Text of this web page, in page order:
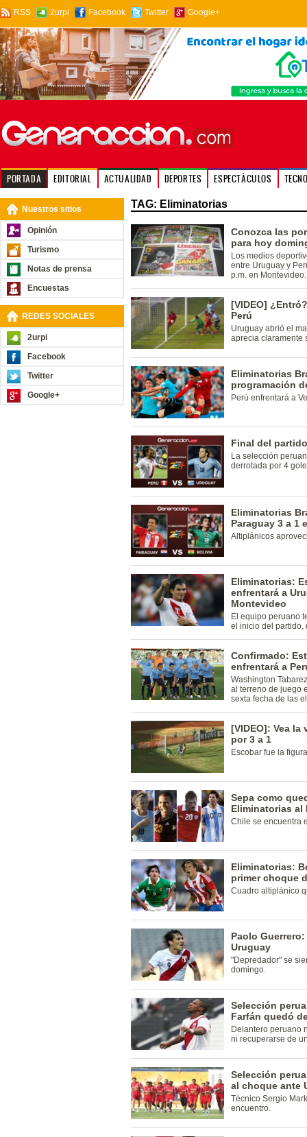
RSS 2urpi Facebook Twitter Google+
PORTADA EDITORIAL ACTUALIDAD DEPORTES ESPECTÁCULOS
Nuestros sitios
Opinión
Turismo
Notas de prensa
Encuestas
REDES SOCIALES
2urpi
Facebook
Twitter
Google+
TAG: Eliminatorias
Conozca las
para hoy
Los medios
entre Uruguay y
p.m. en Montevideo.
[VIDEO]
Perú
Uruguay abrió el
aprecia claramente
Eliminatorias
programación
Perú enfrentará a
Final del
La selección
derrotada por 4
Eliminatorias
Paraguay 3 a 1
Altiplánicos
Eliminatorias:
enfrentará a
Montevideo
El equipo peruano
el inicio del partido,
Confirmado:
enfrentará a
Washington
al terreno de juego
sexta fecha de las
[VIDEO]: Vea
por 3 a 1
Escobar fue la
Sepa como
Eliminatorias al
Chile se encuentra
Eliminatorias:
primer choque
Cuadro altiplánico
Paolo
Uruguay
"Depredador" se
domingo.
Selección
Farfán quedó
Delantero peruano
ni recuperarse de
Selección
al choque ante
Técnico Sergio
encuentro.